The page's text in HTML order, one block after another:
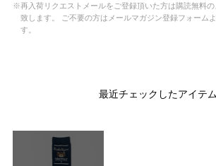
※再入荷リクエストメールをご登録頂いた方は購読無料
致します。 ご不要の方はメールマガジン登録フォーム
す。
最近チェックしたアイテム